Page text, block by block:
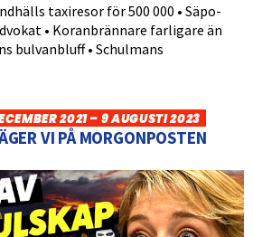
taxiresor för 500 000 • Säpo-
• Koranbrännare farligare än
bulvanbluff • Schulmans
2021 – 9 AUGUSTI 2023
VI PÅ MORGONPOSTEN